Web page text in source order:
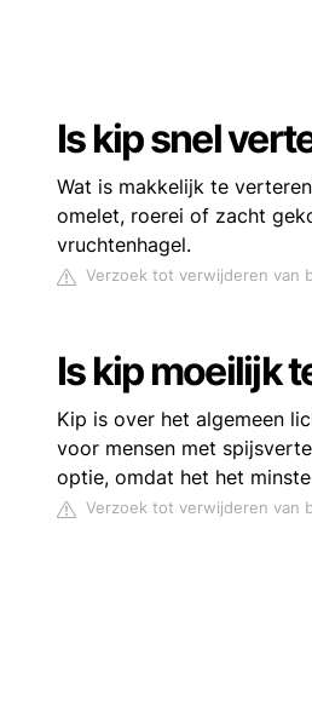
Is kip snel
Wat is makkelijk te
omelet, roerei of zacht
vruchtenhagel.
Verzoek tot verwijderen van
Is kip moeilijk
Kip is over het algemeen
voor mensen met
optie, omdat het het
Verzoek tot verwijderen van